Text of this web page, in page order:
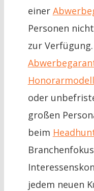
einer
Personen
zur
Honorarmodell
oder
großen
beim
jedem neuen